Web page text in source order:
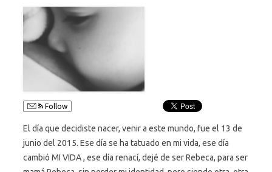
Follow
El día que decidiste nacer, venir a este mundo, fue el 13 de
junio del 2015. Ese día se ha tatuado en mi vida, ese día
cambió MI VIDA , ese día renací, dejé de ser Rebeca, para ser